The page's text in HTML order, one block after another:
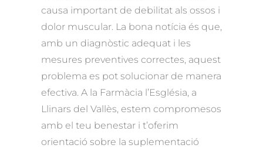
causa important de debilitat als ossos i
dolor muscular. La bona notícia és que,
amb un diagnòstic adequat i les
mesures preventives correctes, aquest
problema es pot solucionar de manera
efectiva. A la Farmàcia l’Església, a
Llinars del Vallès, estem compromesos
amb el teu benestar i t’oferim
orientació sobre la suplementació